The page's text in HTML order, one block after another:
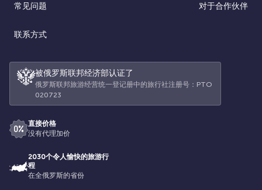
常见问题 对于合作伙伴
联系方式
被俄罗斯联邦经济部认证了
俄罗斯联邦旅游经营统一登记册中的旅行社注册号：РТО
020723
直接价格
没有代理加价
2030个令人愉快的旅游行
程
在全俄罗斯的省份